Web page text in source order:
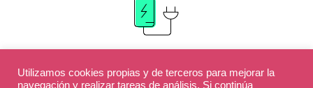
Nous disposons d’une équipe multidisciplinaire de
Utilizamos cookies propias y de terceros para mejorar la
navegación y realizar tareas de análisis. Si continúa